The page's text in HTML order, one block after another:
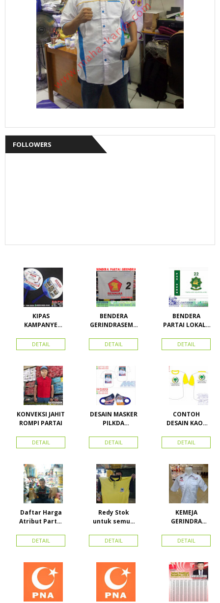
FOLLOWERS
KIPAS
KAMPANYE
DETAIL
BENDERA
GERINDRASEMU
DETAIL
BENDERA
PARTAI LOKAL /
ACEH
DETAIL
KONVEKSI JAHIT
ROMPI PARTAI
DETAIL
DESAIN MASKER
PILKDA
Calon Bupati &
Wakil Bupati
Kepulauan
DETAIL
CONTOH
DESAIN KAOS
BAHAN PE
DOUBLE
DETAIL
Daftar Harga
Atribut Partai
Toko Maha
Karya Online
Proyek Senen
Jakarta Pusat
DETAIL
Redy Stok
untuk semua
Kerah Bahan PE
Dobel Rp.
DETAIL
KEMEJA
GERINDRA
BORDIR DAN
TOPI BAHAN
DETAIL